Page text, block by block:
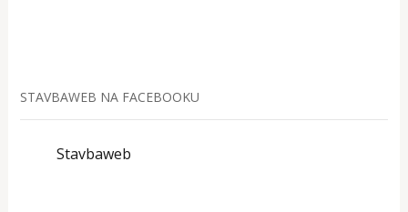
STAVBAWEB NA FACEBOOKU
Stavbaweb